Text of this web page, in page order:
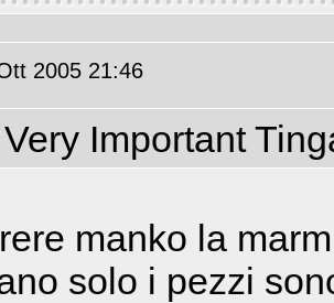
2005 21:46
Important
manko la
solo i pezzi